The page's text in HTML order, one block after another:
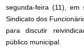
segunda-feira (11), em
Sindicato dos
para discutir
público municipal.